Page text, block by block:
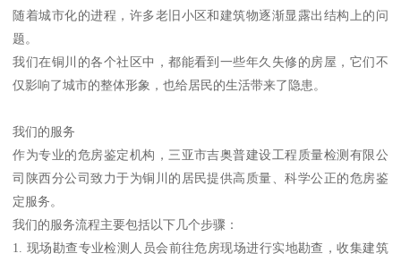
随着城市化的进程，许多老旧小区和建筑物逐渐显露出结构上的问
题。
我们在铜川的各个社区中，都能看到一些年久失修的房屋，它们不
仅影响了城市的整体形象，也给居民的生活带来了隐患。
我们的服务
作为专业的危房鉴定机构，三亚市吉奥普建设工程质量检测有限公
司陕西分公司致力于为铜川的居民提供高质量、科学公正的危房鉴
定服务。
我们的服务流程主要包括以下几个步骤：
1. 现场勘查专业检测人员会前往危房现场进行实地勘查，收集建筑